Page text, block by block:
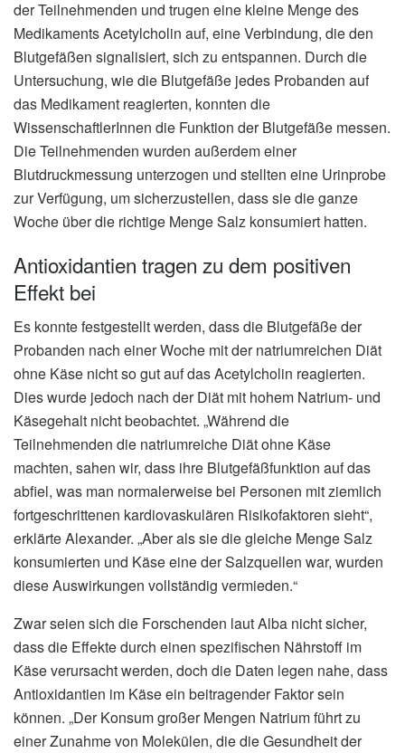
der Teilnehmenden und trugen eine kleine Menge des
Medikaments Acetylcholin auf, eine Verbindung, die den
Blutgefäßen signalisiert, sich zu entspannen. Durch die
Untersuchung, wie die Blutgefäße jedes Probanden auf
das Medikament reagierten, konnten die
WissenschaftlerInnen die Funktion der Blutgefäße messen.
Die Teilnehmenden wurden außerdem einer
Blutdruckmessung unterzogen und stellten eine Urinprobe
zur Verfügung, um sicherzustellen, dass sie die ganze
Woche über die richtige Menge Salz konsumiert hatten.
Antioxidantien tragen zu dem positiven
Effekt bei
Es konnte festgestellt werden, dass die Blutgefäße der
Probanden nach einer Woche mit der natriumreichen Diät
ohne Käse nicht so gut auf das Acetylcholin reagierten.
Dies wurde jedoch nach der Diät mit hohem Natrium- und
Käsegehalt nicht beobachtet. „Während die
Teilnehmenden die natriumreiche Diät ohne Käse
machten, sahen wir, dass ihre Blutgefäßfunktion auf das
abfiel, was man normalerweise bei Personen mit ziemlich
fortgeschrittenen kardiovaskulären Risikofaktoren sieht“,
erklärte Alexander. „Aber als sie die gleiche Menge Salz
konsumierten und Käse eine der Salzquellen war, wurden
diese Auswirkungen vollständig vermieden.“
Zwar seien sich die Forschenden laut Alba nicht sicher,
dass die Effekte durch einen spezifischen Nährstoff im
Käse verursacht werden, doch die Daten legen nahe, dass
Antioxidantien im Käse ein beitragender Faktor sein
können. „Der Konsum großer Mengen Natrium führt zu
einer Zunahme von Molekülen, die die Gesundheit der